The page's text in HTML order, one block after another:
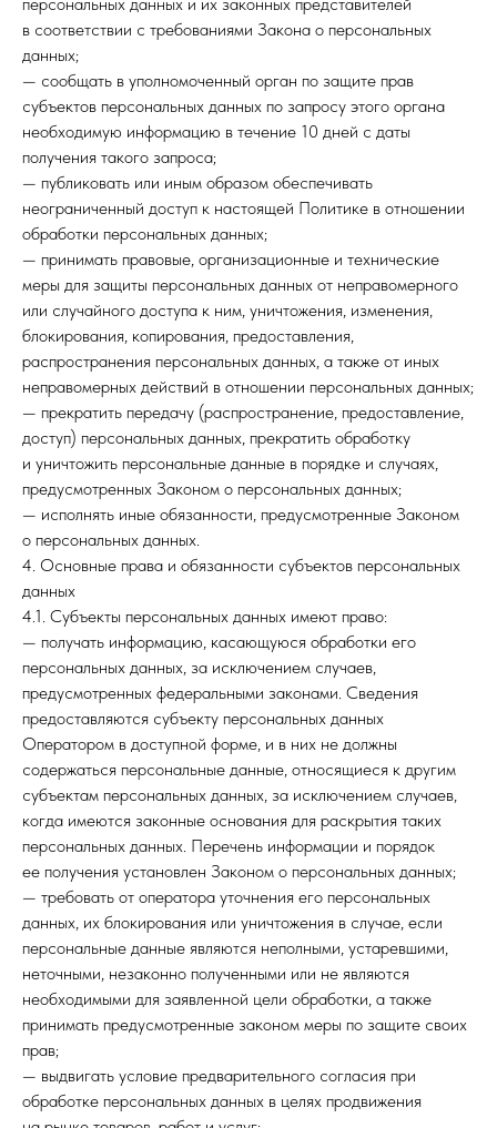
в соответствии с требованиями Закона о персональных
данных;
— сообщать в уполномоченный орган по защите прав
субъектов персональных данных по запросу этого органа
необходимую информацию в течение 10 дней с даты
получения такого запроса;
— публиковать или иным образом обеспечивать
неограниченный доступ к настоящей Политике в отношении
обработки персональных данных;
— принимать правовые, организационные и технические
меры для защиты персональных данных от неправомерного
или случайного доступа к ним, уничтожения, изменения,
блокирования, копирования, предоставления,
распространения персональных данных, а также от иных
неправомерных действий в отношении персональных данных;
— прекратить передачу (распространение, предоставление,
доступ) персональных данных, прекратить обработку
и уничтожить персональные данные в порядке и случаях,
предусмотренных Законом о персональных данных;
— исполнять иные обязанности, предусмотренные Законом
о персональных данных.
4. Основные права и обязанности субъектов персональных
данных
4.1. Субъекты персональных данных имеют право:
— получать информацию, касающуюся обработки его
персональных данных, за исключением случаев,
предусмотренных федеральными законами. Сведения
предоставляются субъекту персональных данных
Оператором в доступной форме, и в них не должны
содержаться персональные данные, относящиеся к другим
субъектам персональных данных, за исключением случаев,
когда имеются законные основания для раскрытия таких
персональных данных. Перечень информации и порядок
ее получения установлен Законом о персональных данных;
— требовать от оператора уточнения его персональных
данных, их блокирования или уничтожения в случае, если
персональные данные являются неполными, устаревшими,
неточными, незаконно полученными или не являются
необходимыми для заявленной цели обработки, а также
принимать предусмотренные законом меры по защите своих
прав;
— выдвигать условие предварительного согласия при
обработке персональных данных в целях продвижения